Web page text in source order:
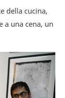
della cucina,
a una cena, un